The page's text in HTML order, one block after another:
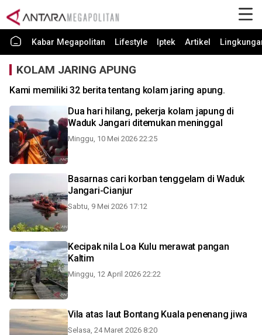
Kabar Megapolitan Lifestyle Iptek Artikel
KOLAM JARING APUNG
Kami memiliki 32 berita tentang kolam jaring apung.
Dua hari hilang, pekerja kolam japung di
Waduk Jangari ditemukan meninggal
Minggu, 10 Mei 2026 22:25
Basarnas cari korban tenggelam di Waduk
Jangari-Cianjur
Sabtu, 9 Mei 2026 17:12
Kecipak nila Loa Kulu merawat pangan
Kaltim
Minggu, 12 April 2026 22:22
Vila atas laut Bontang Kuala penenang jiwa
Selasa, 24 Maret 2026 8:20